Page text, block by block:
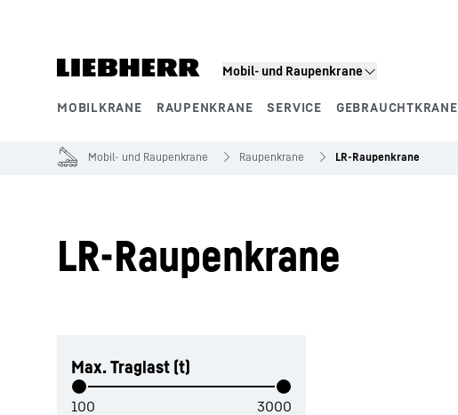
Mobil- und Raupenkrane
MOBILKRANE RAUPENKRANE SERVICE GEBRAUCHTKRANE
Mobil- und Raupenkrane Raupenkrane LR-Raupenkrane
LR-Raupenkrane
Max. Traglast (t)